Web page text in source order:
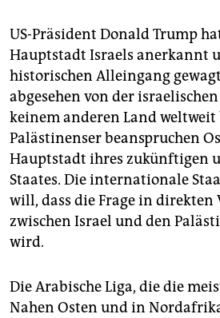
US-Präsident Donald Trump
Hauptstadt Israels anerkannt
historischen Alleingang
abgesehen von der
keinem anderen Land
Palästinenser beanspruchen
Hauptstadt ihres zukünftigen
Staates. Die internationale
will, dass die Frage in direkten
zwischen Israel und den
wird.
Die Arabische Liga, die die
Nahen Osten und in